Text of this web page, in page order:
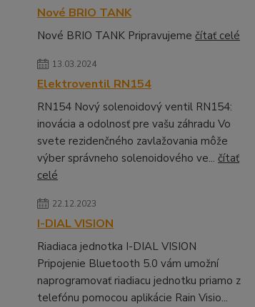
Nové BRIO TANK
Nové BRIO TANK Pripravujeme čítať celé
13.03.2024
Elektroventil RN154
RN154 Nový solenoidový ventil RN154:
inovácia a odolnosť pre vašu záhradu Vo
svete rezidenčného zavlažovania môže
výber správneho solenoidového ve... čítať
celé
22.12.2023
I-DIAL VISION
Riadiaca jednotka I-DIAL VISION
Pripojenie Bluetooth 5.0 vám umožní
naprogramovať riadiacu jednotku priamo z
telefónu pomocou aplikácie Rain Visio...